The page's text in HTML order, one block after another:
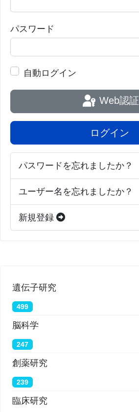
パスワード
自動ログイン
Web認証
ログイン
パスワードを忘れましたか？
ユーザー名を忘れましたか？
新規登録
遺伝子研究
499
脳科学
247
創薬研究
239
臨床研究